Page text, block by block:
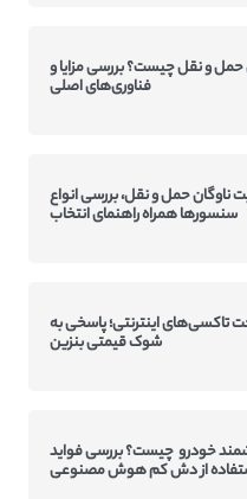
و نقل چیست؟ بررسی مزایا و
فناوری‌های اصلی
ناوگان حمل و نقل، بررسی انواع
سنسورها همراه راهنمای انتخاب
اینترنتی؛ پاسخی به
شوک قیمتی بنزین
خودرو چیست؟ بررسی فواید
از دش کم‌ هوش مصنوعی